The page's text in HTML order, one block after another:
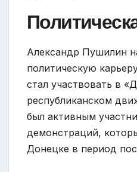
Александр Пушилин
политическую
стал участвовать в
республиканском
был активным
демонстраций,
Донецке в период